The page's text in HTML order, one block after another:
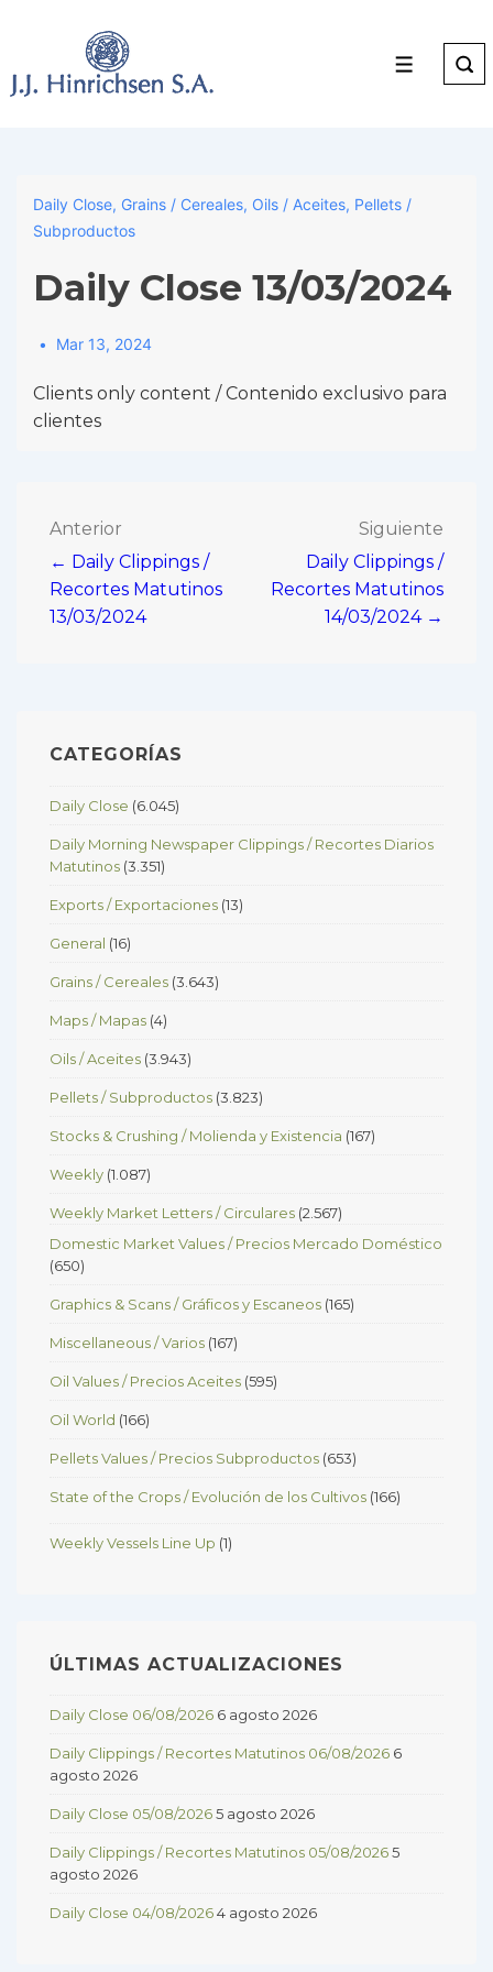
Main
Menu
Daily Close, Grains / Cereales, Oils / Aceites, Pellets /
Subproductos
Daily Close 13/03/2024
Mar 13, 2024
Clients only content / Contenido exclusivo para
clientes
Navegación
de
entradas
Anterior
← Daily Clippings /
Recortes Matutinos
13/03/2024
Siguiente
Daily Clippings /
Recortes Matutinos
14/03/2024 →
CATEGORÍAS
Daily Close (6.045)
Daily Morning Newspaper Clippings / Recortes Diarios
Matutinos (3.351)
Exports / Exportaciones (13)
General (16)
Grains / Cereales (3.643)
Maps / Mapas (4)
Oils / Aceites (3.943)
Pellets / Subproductos (3.823)
Stocks & Crushing / Molienda y Existencia (167)
Weekly (1.087)
Weekly Market Letters / Circulares (2.567)
Domestic Market Values / Precios Mercado Doméstico
(650)
Graphics & Scans / Gráficos y Escaneos (165)
Miscellaneous / Varios (167)
Oil Values / Precios Aceites (595)
Oil World (166)
Pellets Values / Precios Subproductos (653)
State of the Crops / Evolución de los Cultivos (166)
Weekly Vessels Line Up (1)
ÚLTIMAS ACTUALIZACIONES
Daily Close 06/08/2026 6 agosto 2026
Daily Clippings / Recortes Matutinos 06/08/2026 6
agosto 2026
Daily Close 05/08/20265 agosto 2026
Daily Clippings / Recortes Matutinos 05/08/20265
agosto 2026
Daily Close 04/08/20264 agosto 2026